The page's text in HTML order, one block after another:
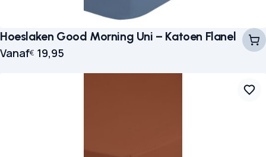
Hoeslaken Good Morning Uni – Katoen Flanel
Vanaf€ 19,95